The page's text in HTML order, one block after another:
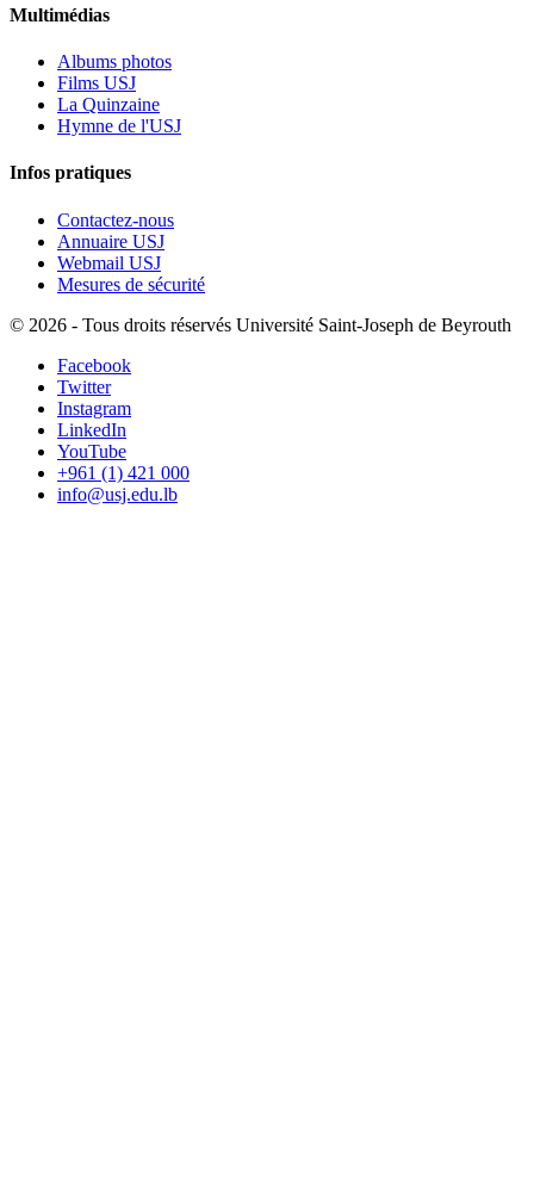
Multimédias
Albums photos
Films USJ
La Quinzaine
Hymne de l'USJ
Infos pratiques
Contactez-nous
Annuaire USJ
Webmail USJ
Mesures de sécurité
© 2026 - Tous droits réservés Université Saint-Joseph de Beyrouth
Facebook
Twitter
Instagram
LinkedIn
YouTube
+961 (1) 421 000
info@usj.edu.lb